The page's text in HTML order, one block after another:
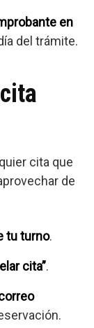
en
del trámite.
cita que
de
tu turno.
cita”.